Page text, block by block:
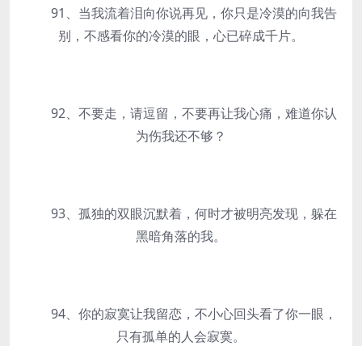
91、当我流着泪向你说再见，你只是冷漠的向我告
别，不感看你的冷漠的眼，心已碎成千片。
92、不要走，请逗留，不要再让我心痛，难道你认
为伤我还不够？
93、孤独的双眼沉默着，何时才被明亮发现，躲在
黑暗角落的我。
94、你的寂寞让我留恋，不小心回头看了你一眼，
只有孤单的人会寂寞。